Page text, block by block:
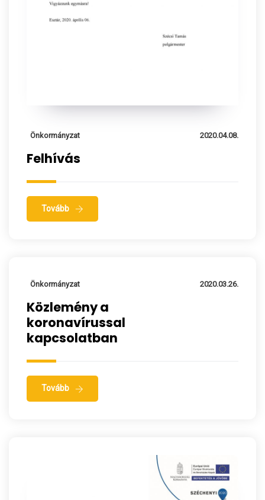
Önkormányzat 2020.04.08.
Felhívás
Tovább
Önkormányzat 2020.03.26.
Közlemény a
koronavírussal
kapcsolatban
Tovább